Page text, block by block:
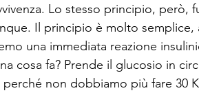
Lo stesso principio, però,
Il principio è molto
una immediata reazione
cosa fa? Prende il glucosio in
non dobbiamo più fare 30